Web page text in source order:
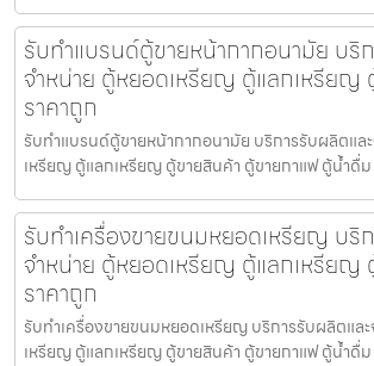
รับทำแบรนด์ตู้ขายหน้ากากอนามัย บริ
จำหน่าย ตู้หยอดเหรียญ ตู้แลกเหรียญ
ราคาถูก
รับทำแบรนด์ตู้ขายหน้ากากอนามัย บริการรับผลิตแล
เหรียญ ตู้แลกเหรียญ ตู้ขายสินค้า ตู้ขายกาแฟ ตู้น้ำดื่
รับทำเครื่องขายขนมหยอดเหรียญ​ บริ
จำหน่าย ตู้หยอดเหรียญ ตู้แลกเหรียญ
ราคาถูก
รับทำเครื่องขายขนมหยอดเหรียญ​ บริการรับผลิตแล
เหรียญ ตู้แลกเหรียญ ตู้ขายสินค้า ตู้ขายกาแฟ ตู้น้ำดื่